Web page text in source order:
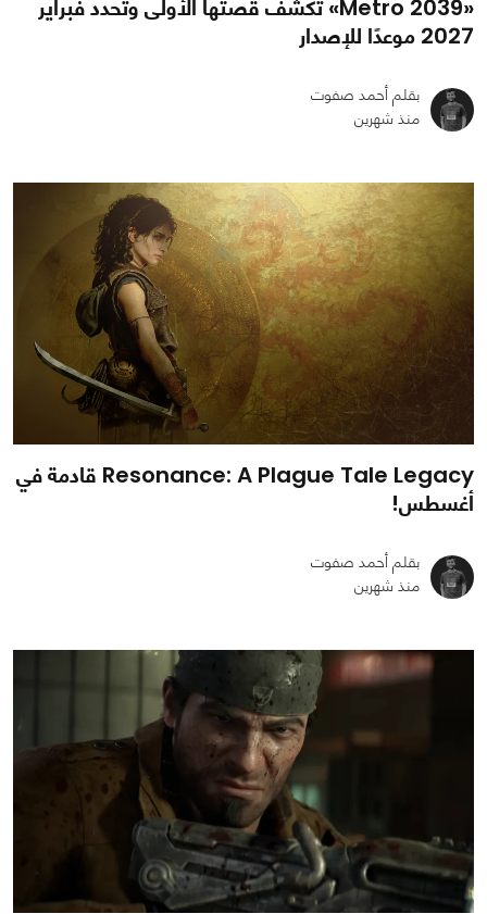
431
0
«Metro 2039» تكشف قصتها الأولى وتحدد فبراير
2027 موعدًا للإصدار
بقلم أحمد صفوت
منذ شهرين
372
Resonance: A Plague Tale Legacy قادمة في
أغسطس!
بقلم أحمد صفوت
منذ شهرين